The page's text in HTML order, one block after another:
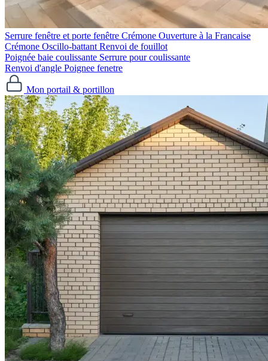
Serrure fenêtre et porte fenêtre
Crémone Ouverture à la Francaise
Crémone Oscillo-battant Renvoi de fouillot
Poignée baie coulissante Serrure pour coulissante
Renvoi d'angle Poignee fenetre
Mon portail & portillon